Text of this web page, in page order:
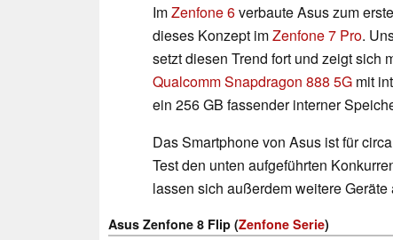
ImZenfone 6verbaute Asus zum
dieses Konzept imZenfone 7 Pro.
setzt diesen Trend fort und zeigt sich
Qualcomm Snapdragon 888 5G mit
ein 256 GB fassender interner
Das Smartphone von Asus ist für
Test den unten aufgeführten
lassen sich außerdem weitere
Asus Zenfone 8 Flip (Zenfone Serie)